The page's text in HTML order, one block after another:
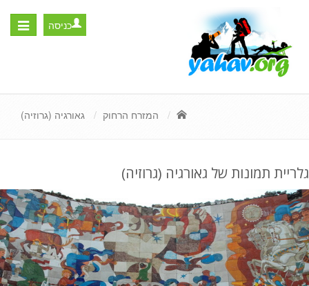
Toggle
כניסה
המזרח הרחוק גאורגיה (גרוזיה)
גלריית תמונות של גאורגיה (גרוזיה)